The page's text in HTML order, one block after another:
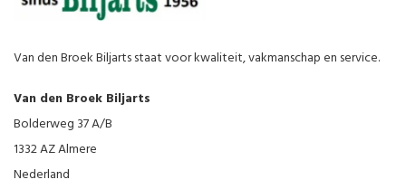
Van den Broek Biljarts staat voor kwaliteit, vakmanschap en service.
Van den Broek Biljarts
Bolderweg 37 A/B
1332 AZ Almere
Nederland